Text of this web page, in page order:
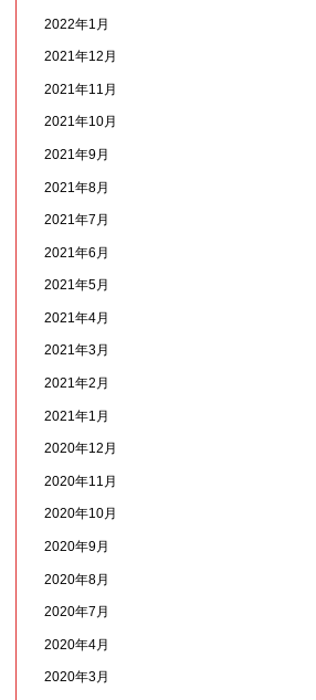
2022年1月
2021年12月
2021年11月
2021年10月
2021年9月
2021年8月
2021年7月
2021年6月
2021年5月
2021年4月
2021年3月
2021年2月
2021年1月
2020年12月
2020年11月
2020年10月
2020年9月
2020年8月
2020年7月
2020年4月
2020年3月